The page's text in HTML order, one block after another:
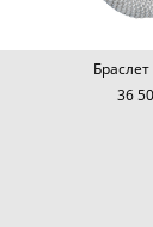
36